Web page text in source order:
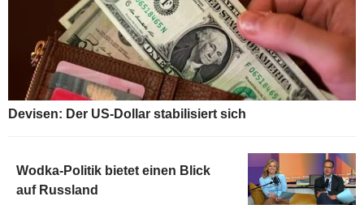
Devisen: Der US-Dollar stabilisiert sich
Wodka-Politik bietet einen Blick
auf Russland